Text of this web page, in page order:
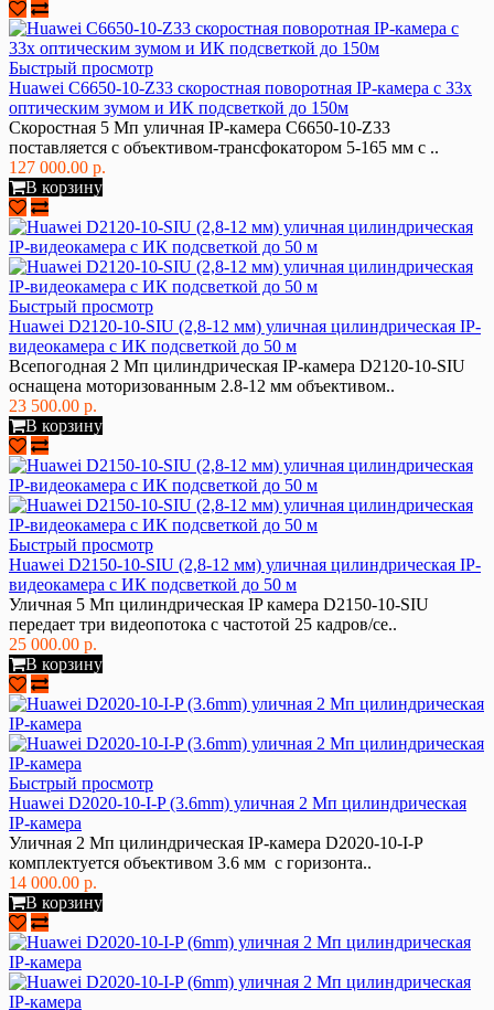
Быстрый просмотр
Huawei C6650-10-Z33 cкоростная поворотная IP-камера с 33х
оптическим зумом и ИК подсветкой до 150м
Скоростная 5 Мп уличная IP-камера C6650-10-Z33
поставляется с объективом-трансфокатором 5-165 мм с ..
127 000.00 р.
В корзину
Быстрый просмотр
Huawei D2120-10-SIU (2,8-12 мм) уличная цилиндрическая IP-
видеокамера с ИК подсветкой до 50 м
Всепогодная 2 Мп цилиндрическая IP-камера D2120-10-SIU
оснащена моторизованным 2.8-12 мм объективом..
23 500.00 р.
В корзину
Быстрый просмотр
Huawei D2150-10-SIU (2,8-12 мм) уличная цилиндрическая IP-
видеокамера с ИК подсветкой до 50 м
Уличная 5 Мп цилиндрическая IP камера D2150-10-SIU
передает три видеопотока с частотой 25 кадров/се..
25 000.00 р.
В корзину
Быстрый просмотр
Huawei D2020-10-I-P (3.6mm) уличная 2 Мп цилиндрическая
IP-камера
Уличная 2 Мп цилиндрическая IP-камера D2020-10-I-P
комплектуется объективом 3.6 мм с горизонта..
14 000.00 р.
В корзину